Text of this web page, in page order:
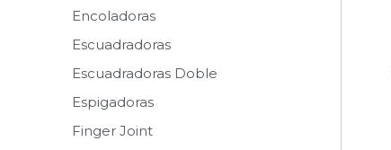
Encoladoras
Escuadradoras
Escuadradoras Doble
Espigadoras
Finger Joint